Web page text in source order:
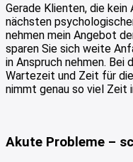
Gerade Klienten, die
nächsten
nehmen mein Angebot
sparen Sie sich weite
in Anspruch nehmen. Bei
Wartezeit und Zeit für
nimmt genau so viel Zeit
Akute Probleme –